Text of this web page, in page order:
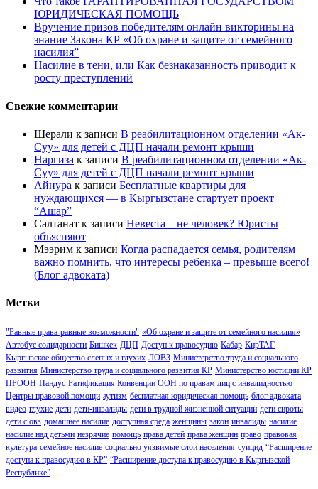
ЮРИДИЧЕСКАЯ ПОМОЩЬ
Вручение призов победителям онлайн викторины на
знание Закона КР «Об охране и защите от семейного
насилия”
Насилие в тени, или Как безнаказанность приводит к
росту преступлений
Свежие комментарии
Шерали к записи В реабилитационном отделении «Ак-
Суу» для детей с ДЦП начали ремонт крыши
Наргиза к записи В реабилитационном отделении «Ак-
Суу» для детей с ДЦП начали ремонт крыши
Айнура к записи Бесплатные квартиры для
нуждающихся — в Кыргызстане стартует проект
“Ашар”
Салтанат к записи Невеста – не человек? Юристы
объясняют
Мээрим к записи Когда распадается семья, родителям
важно помнить, что интересы ребенка – превыше всего!
(Блог адвоката)
Метки
"Равные права-равные возможности" «Об охране и защите от семейного насилия»
Автобус солидарности Бишкек ДЦП Доступ к правосудию Кабар КирТАГ
Кыргызское общество слепых и глухих ЛОВЗ Министерство труда и социального
развития Министерство труда и социального развития КР Министерство юстиции КР
ПРООН Пандус Ратификация Конвенции ООН по правам лиц с инвалидностью
Центры правовой помощи аутизм бесплатная юридическая помощь блог адвоката
видео глухие дети дети-инвалиды дети в трудной жизненной ситуации дети сироты
дети с овз домашнее насилие доступная среда женщины закон инвалиды насилие
насилие над детьми незрячие помощь права детей права женщин право правовая
культура семейное насилие социально уязвимые слои населения суицид “Расширение
доступа к правосудию в КР” “Расширение доступа к правосудию в Кыргызской
Республике”